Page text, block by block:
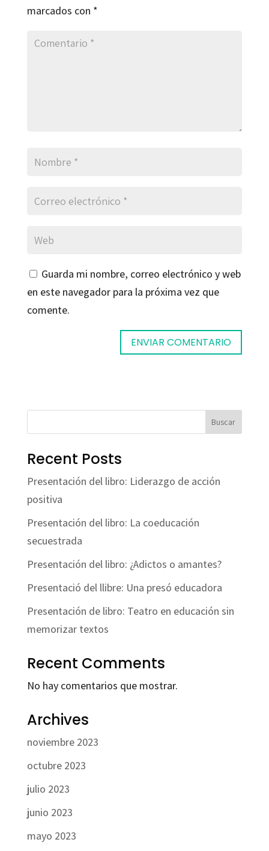
marcados con *
Guarda mi nombre, correo electrónico y web
en este navegador para la próxima vez que
comente.
Buscar
Recent Posts
Presentación del libro: Liderazgo de acción
positiva
Presentación del libro: La coeducación
secuestrada
Presentación del libro: ¿Adictos o amantes?
Presentació del llibre: Una presó educadora
Presentación de libro: Teatro en educación sin
memorizar textos
Recent Comments
No hay comentarios que mostrar.
Archives
noviembre 2023
octubre 2023
julio 2023
junio 2023
mayo 2023